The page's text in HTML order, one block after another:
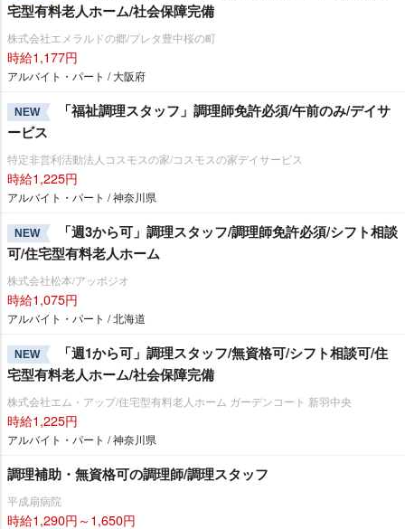
宅型有料老人ホーム/社会保障完備
株式会社エメラルドの郷/プレタ豊中桜の町
時給1,177円
アルバイト・パート / 大阪府
NEW
「福祉調理スタッフ」調理師免許必須/午前のみ/デイサ
ービス
特定非営利活動法人コスモスの家/コスモスの家デイサービス
時給1,225円
アルバイト・パート / 神奈川県
NEW
「週3から可」調理スタッフ/調理師免許必須/シフト相談
可/住宅型有料老人ホーム
株式会社松本/アッポジオ
時給1,075円
アルバイト・パート / 北海道
NEW
「週1から可」調理スタッフ/無資格可/シフト相談可/住
宅型有料老人ホーム/社会保障完備
株式会社エム・アップ/住宅型有料老人ホーム ガーデンコート 新羽中央
時給1,225円
アルバイト・パート / 神奈川県
調理補助・無資格可の調理師/調理スタッフ
平成扇病院
時給1,290円～1,650円